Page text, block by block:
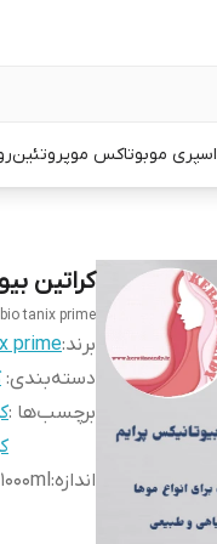
اسپری موبوتاکس موپروتئین
کراتین
tanix prime
برند:prime
دسته‌بندی:
برچسب‌ها :
اندازه:
1000ml